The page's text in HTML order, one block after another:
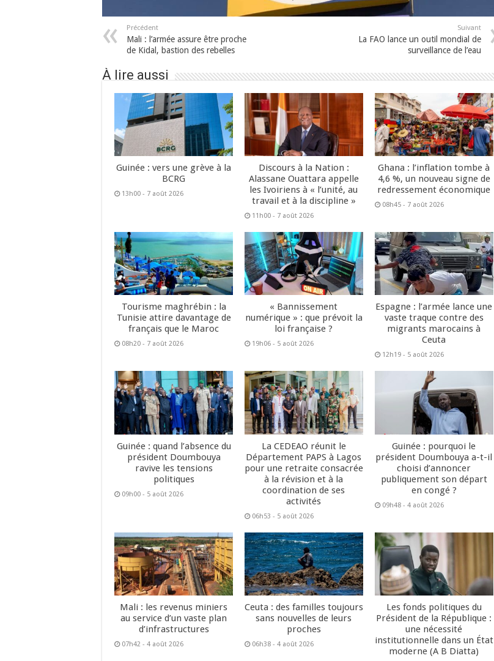
Précédent
Mali : l’armée assure être proche
de Kidal, bastion des rebelles
Suivant
La FAO lance un outil mondial de
surveillance de l’eau
À lire aussi
Guinée : vers une grève à la
BCRG
13h00 - 7 août 2026
Discours à la Nation :
Alassane Ouattara appelle
les Ivoiriens à « l’unité, au
travail et à la discipline »
11h00 - 7 août 2026
Ghana : l’inflation tombe à
4,6 %, un nouveau signe de
redressement économique
08h45 - 7 août 2026
Tourisme maghrébin : la
Tunisie attire davantage de
français que le Maroc
08h20 - 7 août 2026
« Bannissement
numérique » : que prévoit la
loi française ?
19h06 - 5 août 2026
Espagne : l’armée lance une
vaste traque contre des
migrants marocains à
Ceuta
12h19 - 5 août 2026
Guinée : quand l’absence du
président Doumbouya
ravive les tensions
politiques
09h00 - 5 août 2026
La CEDEAO réunit le
Département PAPS à Lagos
pour une retraite consacrée
à la révision et à la
coordination de ses
activités
06h53 - 5 août 2026
Guinée : pourquoi le
président Doumbouya a-t-il
choisi d’annoncer
publiquement son départ
en congé ?
09h48 - 4 août 2026
Mali : les revenus miniers
au service d’un vaste plan
d’infrastructures
07h42 - 4 août 2026
Ceuta : des familles toujours
sans nouvelles de leurs
proches
06h38 - 4 août 2026
Les fonds politiques du
Président de la République :
une nécessité
institutionnelle dans un État
moderne (A B Diatta)